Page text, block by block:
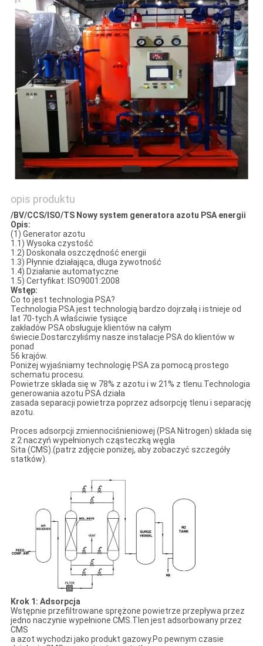
POPROŚ
O
WYCENĘ
NEWS
SITEMAP
POLITYKA
PRYWATNOŚCI
opis produktu
/BV/CCS/ISO/TS Nowy system generatora azotu PSA energii
Opis:
(1) Generator azotu
1.1) Wysoka czystość
1.2) Doskonała oszczędność energii
1.3) Płynnie działająca, długa żywotność
1.4) Działanie automatyczne
1.5) Certyfikat: ISO9001:2008
Wstęp:
Co to jest technologia PSA?
Technologia PSA jest technologią bardzo dojrzałą i istnieje od
lat 70-tych.A właściwie tysiące
zakładów PSA obsługuje klientów na całym
świecie.Dostarczyliśmy nasze instalacje PSA do klientów w
ponad
56 krajów.
Poniżej wyjaśniamy technologię PSA za pomocą prostego
schematu procesu.
Powietrze składa się w 78% z azotu i w 21% z tlenu.Technologia
generowania azotu PSA działa
zasada separacji powietrza poprzez adsorpcję tlenu i separację
azotu.
Proces adsorpcji zmiennociśnieniowej (PSA Nitrogen) składa się
z 2 naczyń wypełnionych cząsteczką węgla
Sita (CMS).(patrz zdjęcie poniżej, aby zobaczyć szczegóły
statków).
Krok 1: Adsorpcja
Wstępnie przefiltrowane sprężone powietrze przepływa przez
jedno naczynie wypełnione CMS.Tlen jest adsorbowany przez
CMS
a azot wychodzi jako produkt gazowy.Po pewnym czasie